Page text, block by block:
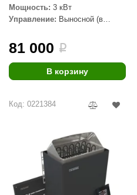
Мощность: 3 кВт
Управление: Выносной (в
81 000 i
В корзину
Код: 0221384